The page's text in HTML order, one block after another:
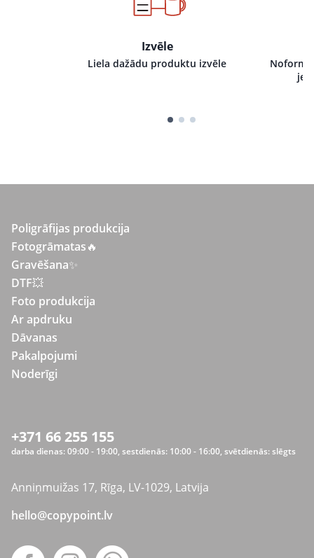
Izvēle
Liela dažādu produktu izvēle
Poligrāfijas produkcija
Fotogrāmatas🔥
Gravēšana✨
DTF💥
Foto produkcija
Ar apdruku
Dāvanas
Pakalpojumi
Noderīgi
+371 66 255 155
darba dienas: 09:00 - 19:00, sestdienās: 10:00 - 16:00, svētdienās: slēgts
Anniņmuižas 17, Rīga, LV-1029, Latvija
hello@copypoint.lv